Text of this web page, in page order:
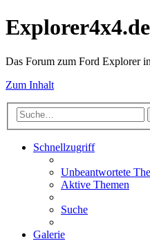
Explorer4x4.de
Das Forum zum Ford Explorer
Zum Inhalt
Schnellzugriff
Unbeantwortete
Aktive Themen
Suche
Galerie